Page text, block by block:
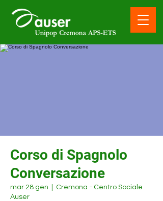
Corso di Spagnolo
Conversazione
mar 28 gen
Cremona - Centro Sociale
Auser